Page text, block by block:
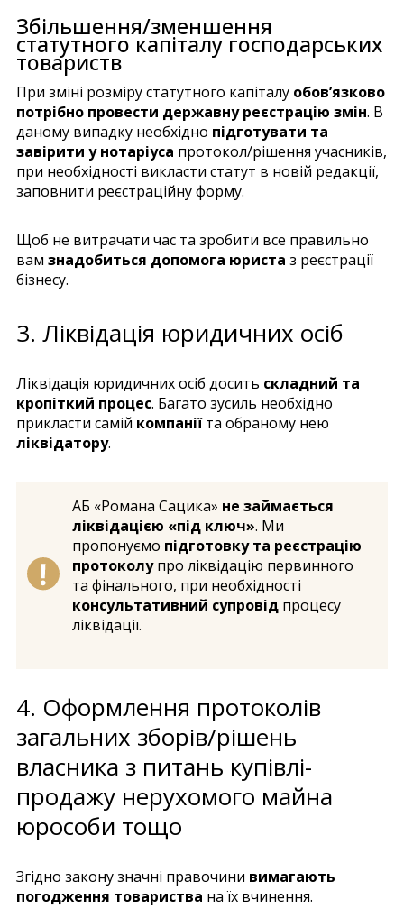
Збільшення/зменшення
статутного капіталу господарських
товариств
При зміні розміру статутного капіталу обов’язково
потрібно провести державну реєстрацію змін. В
даному випадку необхідно підготувати та
завірити у нотаріуса протокол/рішення учасників,
при необхідності викласти статут в новій редакції,
заповнити реєстраційну форму.
Щоб не витрачати час та зробити все правильно
вам знадобиться допомога юриста з реєстрації
бізнесу.
3. Ліквідація юридичних осіб
Ліквідація юридичних осіб досить складний та
кропіткий процес. Багато зусиль необхідно
прикласти самій компаніїта обраному нею
ліквідатору.
АБ «Романа Сацика» не займається
ліквідацією «під ключ». Ми
пропонуємо підготовку та реєстрацію
протоколупро ліквідацію первинного
та фінального, при необхідності
консультативний супровід процесу
ліквідації.
4. Оформлення протоколів
загальних зборів/рішень
власника з питань купівлі-
продажу нерухомого майна
юрособи тощо
Згідно закону значні правочини вимагають
погодження товариства на їх вчинення.